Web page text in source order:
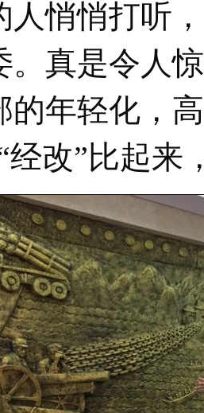
人悄悄打听
。真是令人
的年轻化，
经改”比起来